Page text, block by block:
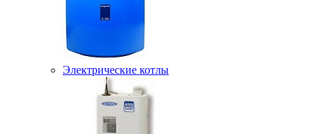
Электрические котлы